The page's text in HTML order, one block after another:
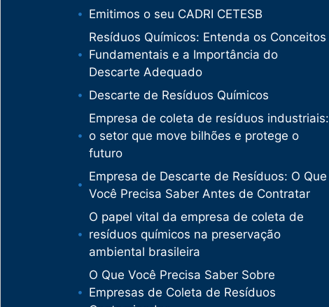
Emitimos o seu CADRI CETESB
Resíduos Químicos: Entenda os Conceitos
Fundamentais e a Importância do
Descarte Adequado
Descarte de Resíduos Químicos
Empresa de coleta de resíduos industriais:
o setor que move bilhões e protege o
futuro
Empresa de Descarte de Resíduos: O Que
Você Precisa Saber Antes de Contratar
O papel vital da empresa de coleta de
resíduos químicos na preservação
ambiental brasileira
O Que Você Precisa Saber Sobre
Empresas de Coleta de Resíduos